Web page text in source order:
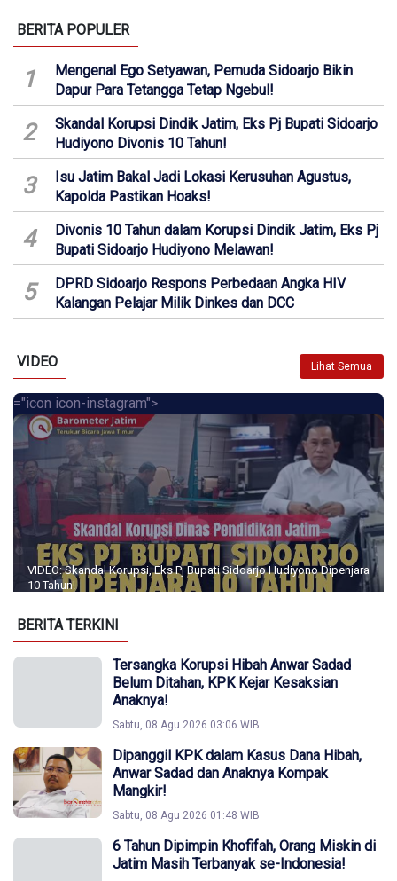
BERITA POPULER
1
Mengenal Ego Setyawan, Pemuda Sidoarjo Bikin
Dapur Para Tetangga Tetap Ngebul!
2
Skandal Korupsi Dindik Jatim, Eks Pj Bupati Sidoarjo
Hudiyono Divonis 10 Tahun!
3
Isu Jatim Bakal Jadi Lokasi Kerusuhan Agustus,
Kapolda Pastikan Hoaks!
4
Divonis 10 Tahun dalam Korupsi Dindik Jatim, Eks Pj
Bupati Sidoarjo Hudiyono Melawan!
5
DPRD Sidoarjo Respons Perbedaan Angka HIV
Kalangan Pelajar Milik Dinkes dan DCC
VIDEO Lihat Semua
="icon icon-instagram">
VIDEO: Skandal Korupsi, Eks Pj Bupati Sidoarjo Hudiyono Dipenjara
10 Tahun!
BERITA TERKINI
Tersangka Korupsi Hibah Anwar Sadad
Belum Ditahan, KPK Kejar Kesaksian
Anaknya!
Sabtu, 08 Agu 2026 03:06 WIB
Dipanggil KPK dalam Kasus Dana Hibah,
Anwar Sadad dan Anaknya Kompak
Mangkir!
Sabtu, 08 Agu 2026 01:48 WIB
6 Tahun Dipimpin Khofifah, Orang Miskin di
Jatim Masih Terbanyak se-Indonesia!